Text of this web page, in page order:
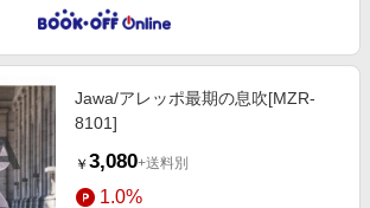
Jawa/アレッポ最期の息吹[MZR-
8101]
￥ 3,080+送料別
1.0%